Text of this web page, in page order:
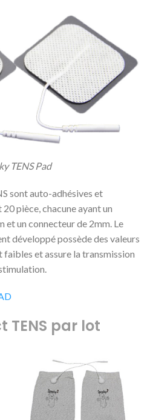
TENS Pad
sont auto-adhésives et
pièce, chacune ayant un
et un connecteur de 2mm. Le
développé possède des valeurs
faibles et assure la transmission
TENS par lot